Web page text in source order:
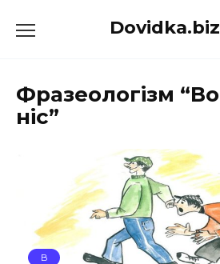
до
Фразеологізм
ніс”
В